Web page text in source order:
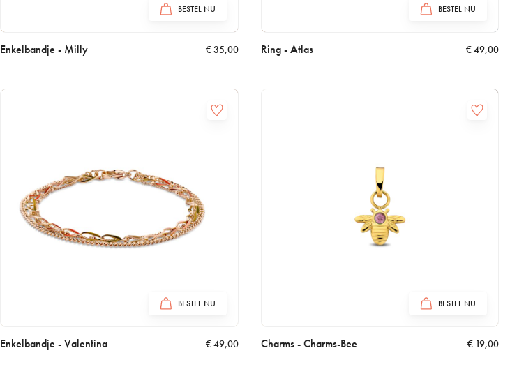
BESTEL NU
Enkelbandje - Milly €35,00
BESTEL NU
Ring - Atlas €49,00
BESTEL NU
Enkelbandje - Valentina €49,00
BESTEL NU
Charms - Charms-Bee € 19,00